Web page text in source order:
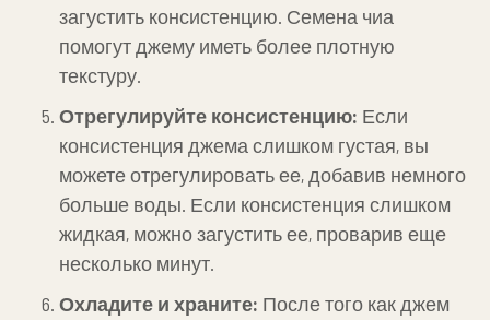
загустить консистенцию. Семена чиа
помогут джему иметь более плотную
текстуру.
Отрегулируйте консистенцию: Если
консистенция джема слишком густая, вы
можете отрегулировать ее, добавив немного
больше воды. Если консистенция слишком
жидкая, можно загустить ее, проварив еще
несколько минут.
Охладите и храните: После того как джем